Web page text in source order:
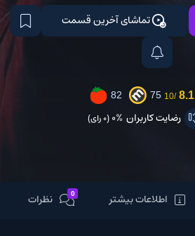
تماشای آخرین قسمت
8.1
/10
75
82
رضایت کاربران 0%(0 رای)
اطلاعات بیشتر 0 نظرات